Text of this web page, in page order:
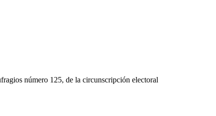
número 125, de la circunscripción electoral